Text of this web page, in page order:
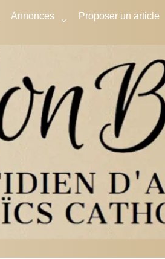
Annonces Proposer un article